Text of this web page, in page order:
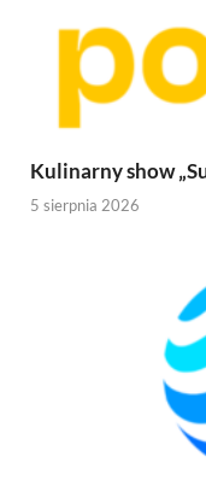
Kulinarny show
5 sierpnia 2026